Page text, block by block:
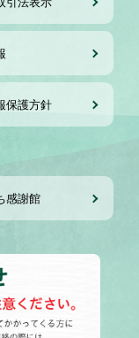
保護方針
感謝館